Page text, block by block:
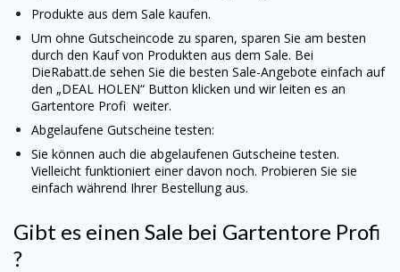
Produkte aus dem Sale kaufen.
Um ohne Gutscheincode zu sparen, sparen Sie am besten
durch den Kauf von Produkten aus dem Sale. Bei
DieRabatt.de sehen Sie die besten Sale-Angebote einfach auf
den „DEAL HOLEN“ Button klicken und wir leiten es an
Gartentore Profi weiter.
Abgelaufene Gutscheine testen:
Sie können auch die abgelaufenen Gutscheine testen.
Vielleicht funktioniert einer davon noch. Probieren Sie sie
einfach während Ihrer Bestellung aus.
Gibt es einen Sale bei Gartentore Profi
?